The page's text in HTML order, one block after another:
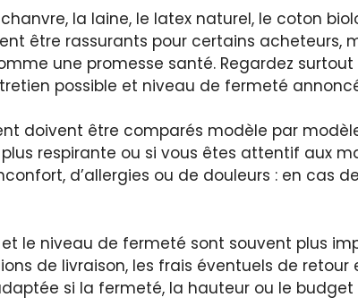
la laine, le latex naturel, le coton
être rassurants pour certains acheteurs,
une promesse santé. Regardez
possible et niveau de fermeté
doivent être comparés modèle par
respirante ou si vous êtes attentif aux
d’allergies ou de douleurs : en cas
le niveau de fermeté sont souvent plus
de livraison, les frais éventuels de retour
si la fermeté, la hauteur ou le